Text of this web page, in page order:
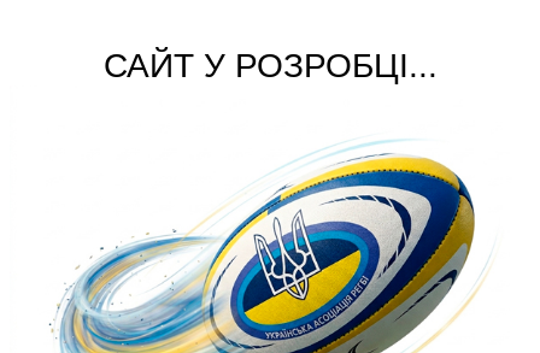
САЙТ У РОЗРОБЦІ...